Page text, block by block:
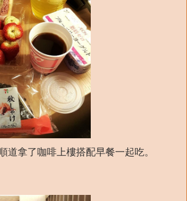
道拿了咖啡上樓搭配早餐一起吃。